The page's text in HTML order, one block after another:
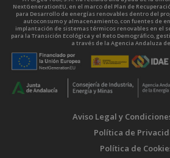
NextGenerationEU, en el marco del Plan de
para Desarrollo de energías renovables dentro del
autoconsumo y almacenamiento, con fuentes de
implantación de sistemas térmicos renovables en el
para la Transición Ecológica y el Reto Demográfico,
a través de la Agencia Andaluza
Aviso Legal y
Política de
Política de